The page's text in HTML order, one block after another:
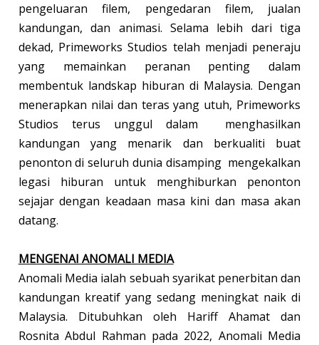
pengeluaran filem, pengedaran filem, jualan
kandungan, dan animasi. Selama lebih dari tiga
dekad, Primeworks Studios telah menjadi peneraju
yang memainkan peranan penting dalam
membentuk landskap hiburan di Malaysia. Dengan
menerapkan nilai dan teras yang utuh, Primeworks
Studios terus unggul dalam menghasilkan
kandungan yang menarik dan berkualiti buat
penonton di seluruh dunia disamping mengekalkan
legasi hiburan untuk menghiburkan penonton
sejajar dengan keadaan masa kini dan masa akan
datang.
MENGENAI ANOMALI MEDIA
Anomali Media ialah sebuah syarikat penerbitan dan
kandungan kreatif yang sedang meningkat naik di
Malaysia. Ditubuhkan oleh Hariff Ahamat dan
Rosnita Abdul Rahman pada 2022, Anomali Media